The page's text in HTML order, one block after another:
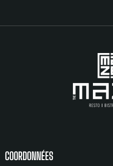
COORDONNÉES